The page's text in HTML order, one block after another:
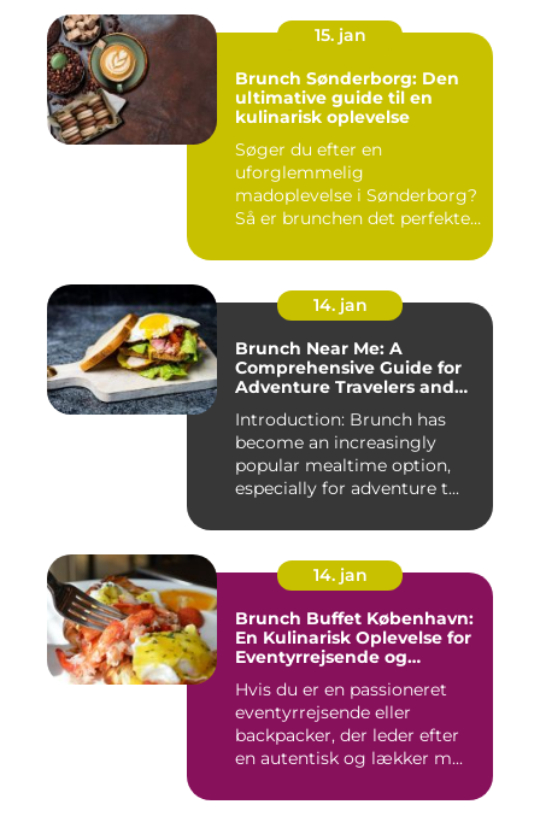
15. jan
Brunch Sønderborg: Den
ultimative guide til en
kulinarisk oplevelse
Søger du efter en
uforglemmelig
madoplevelse i Sønderborg?
Så er brunchen det perfekte
14. jan
Brunch Near Me: A
Comprehensive Guide for
Adventure Travelers and
Introduction: Brunch has
become an increasingly
popular mealtime option,
especially for adventure t...
14. jan
Brunch Buffet København:
En Kulinarisk Oplevelse for
Eventyrrejsende og
Hvis du er en passioneret
eventyrrejsende eller
backpacker, der leder efter
en autentisk og lækker m...